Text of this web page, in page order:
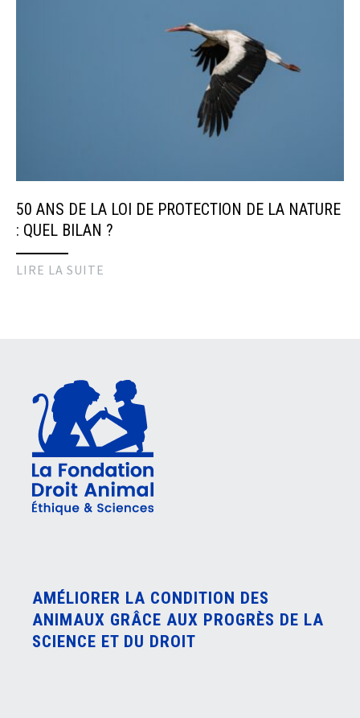
50 ANS DE LA LOI DE PROTECTION DE LA NATURE
: QUEL BILAN ?
LIRE LA SUITE
AMÉLIORER LA CONDITION DES
ANIMAUX GRÂCE AUX PROGRÈS DE LA
SCIENCE ET DU DROIT